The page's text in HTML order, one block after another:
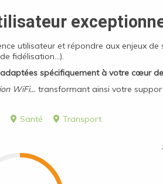
utilisateur et répondre aux enjeux
fidélisation…).
spécifiquement à votre cœur
WiFi… transformant ainsi votre
Santé Transport